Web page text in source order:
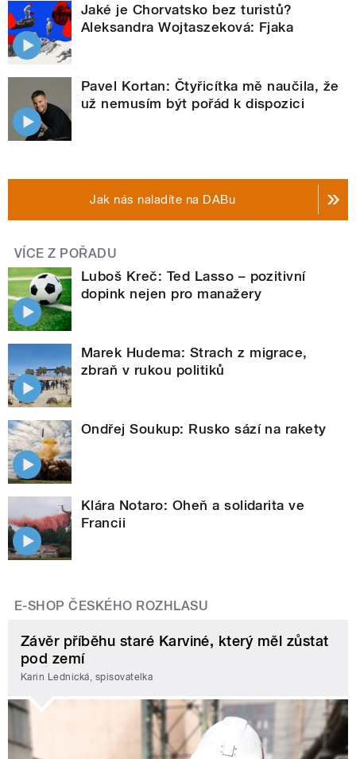
Jaké je Chorvatsko bez turistů?
Aleksandra Wojtaszeková: Fjaka
Pavel Kortan: Čtyřicítka mě naučila, že
už nemusím být pořád k dispozici
Jak nás naladíte na DABu
VÍCE Z POŘADU
Luboš Kreč: Ted Lasso – pozitivní
dopink nejen pro manažery
Marek Hudema: Strach z migrace,
zbraň v rukou politiků
Ondřej Soukup: Rusko sází na rakety
Klára Notaro: Oheň a solidarita ve
Francii
E-SHOP ČESKÉHO ROZHLASU
Závěr příběhu staré Karviné, který měl zůstat
pod zemí
Karin Lednická, spisovatelka